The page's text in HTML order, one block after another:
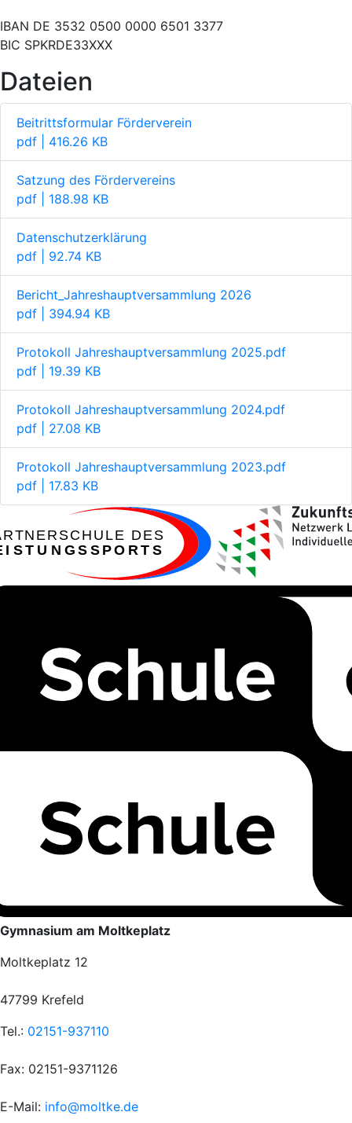
IBAN DE 3532 0500 0000 6501 3377
BIC SPKRDE33XXX
Dateien
Beitrittsformular Förderverein
pdf | 416.26 KB
Satzung des Fördervereins
pdf | 188.98 KB
Datenschutzerklärung
pdf | 92.74 KB
Bericht_Jahreshauptversammlung 2026
pdf | 394.94 KB
Protokoll Jahreshauptversammlung 2025.pdf
pdf | 19.39 KB
Protokoll Jahreshauptversammlung 2024.pdf
pdf | 27.08 KB
Protokoll Jahreshauptversammlung 2023.pdf
pdf | 17.83 KB
ARTNERSCHULE DES
EISTUNGSSPORTS
Gymnasium am Moltkeplatz
Moltkeplatz 12
47799 Krefeld
Tel.: 02151-937110
Fax: 02151-9371126
E-Mail: info@moltke.de